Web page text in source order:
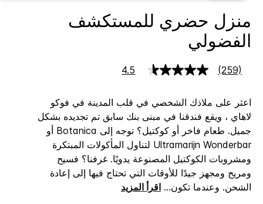
منزل حضري للمستكشف
الفضولي
4.5
قراءة
رابط
نفس
(259)
اعثر على ملاذك الشخصي في قلب المدينة في فوكو
لاهاي ، ويقع فندقنا في مبنى بنك سابق تم تجديده بشكل
جميل. طعام فاخر أو كوكتيل؟ توجه إلى Botanica أو
Ultramarijn Wonderbar لتناول المأكولات المبتكرة
ومشروبات الكوكتيل المصنوعة يدويًا. غرفنا؟ فسيح
ومريح ومجهز جيدًا للأوقات التي تحتاج فيها إلى إعادة
الشحن. وعندما تكون... اقرأ المزيد